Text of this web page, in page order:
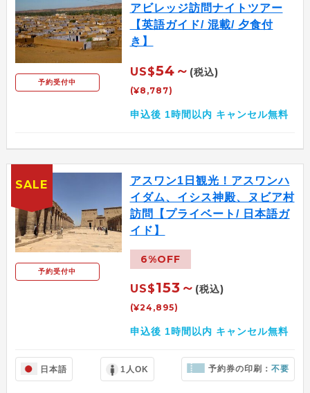
予約受付中
アビレッジ訪問ナイトツアー
【英語ガイド/ 混載/ 夕食付
き】
US$54～ (税込)
(¥8,787)
申込後 1時間以内 キャンセル無料
予約受付中
アスワン1日観光！アスワンハ
イダム、イシス神殿、ヌビア村
訪問【プライベート/ 日本語ガ
イド】
6%OFF
US$153～ (税込)
(¥24,895)
申込後 1時間以内 キャンセル無料
日本語 1人OK 予約券の印刷：不要
SALE